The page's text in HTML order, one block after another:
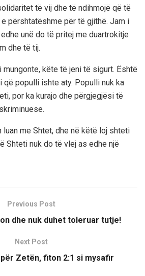
të vij dhe të ndihmojë që të
përshtatëshme për të gjithë. Jam i
unë do të pritej me duartrokitje
dhe të tij.
këte të jeni të sigurt. Është
populli ishte aty. Populli nuk ka
por ka kurajo dhe përgjegjësi të
luan me Shtet, dhe në këtë loj shteti
Shteti nuk do të vlej as edhe një
Previous Post
dhe nuk duhet toleruar tutje!
Next Post
Zetën, fiton 2:1 si mysafir